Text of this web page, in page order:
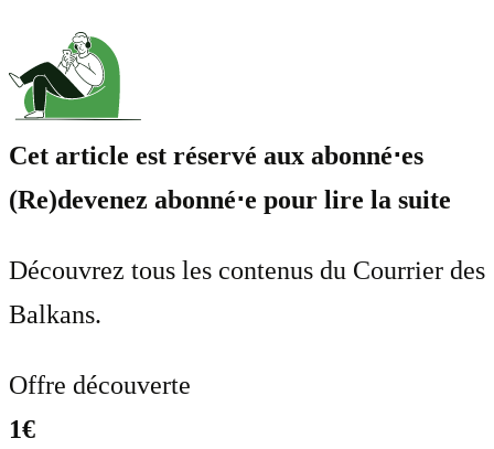
Cet article est réservé aux abonné⋅es
(Re)devenez abonné⋅e pour lire la suite
Découvrez tous les contenus du Courrier des
Balkans.
Offre découverte
1€